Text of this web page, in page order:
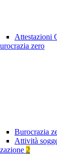
Attestazioni
zero
Burocrazia
Attività
2